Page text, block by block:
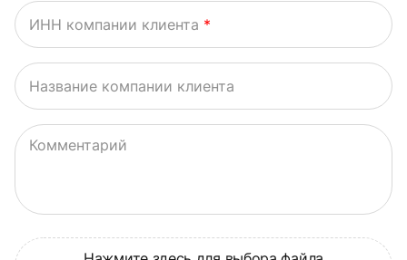
ИНН компании клиента *
Название компании клиента
Комментарий